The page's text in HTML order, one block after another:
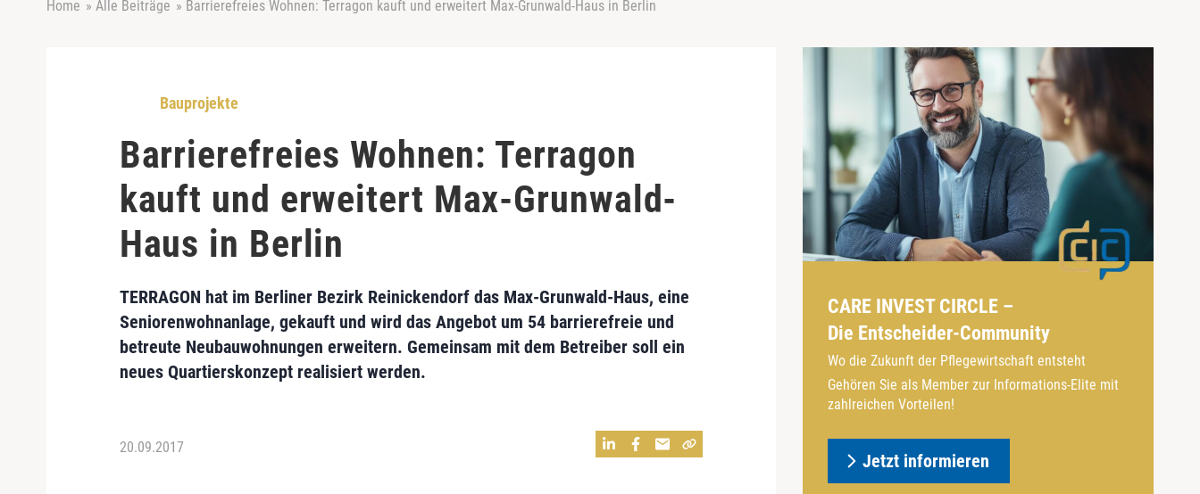
Home » Alle Beiträge » Barrierefreies Wohnen: Terragon kauft und erweitert Max-Grunwald-Haus in Berlin
Bauprojekte
Barrierefreies Wohnen: Terragon
kauft und erweitert Max-Grunwald-
Haus in Berlin
TERRAGON hat im Berliner Bezirk Reinickendorfdas Max-Grunwald-Haus, eine
Seniorenwohnanlage, gekauft und wird das Angebot um 54 barrierefreie und
betreute Neubauwohnungen erweitern. Gemeinsam mit dem Betreiber soll ein
neues Quartierskonzept realisiertwerden.
20.09.2017
CARE INVEST CIRCLE –
Die Entscheider-Community
Wo die Zukunft der Pflegewirtschaft entsteht
Gehören Sie als Member zur Informations-Elite mit
zahlreichen Vorteilen!
Jetzt informieren